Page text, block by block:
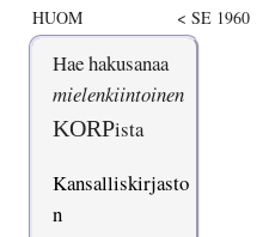
HUOM
< SE 1960
Hae hakusanaa
mielenkiintoinen
KORPista
Kansalliskirjasto
n